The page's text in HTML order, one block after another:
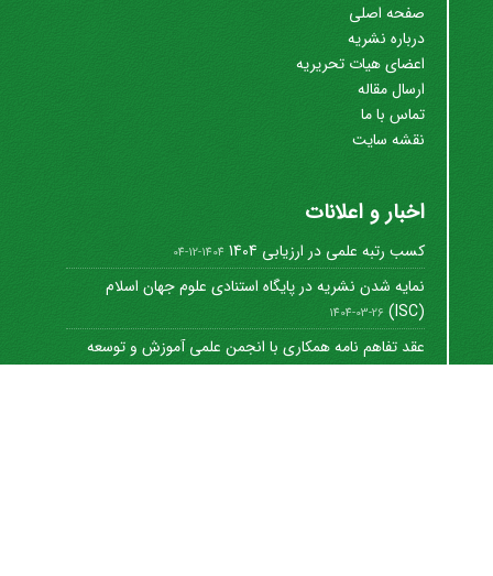
صفحه اصلی
درباره نشریه
اعضای هیات تحریریه
ارسال مقاله
تماس با ما
نقشه سایت
اخبار و اعلانات
کسب رتبه علمی در ارزیابی 1404 1404-12-04
نمایه شدن نشریه در پایگاه استنادی علوم جهان اسلام
(ISC)
1404-03-26
عقد تفاهم نامه همکاری با انجمن علمی آموزش و توسعه
منابع ...